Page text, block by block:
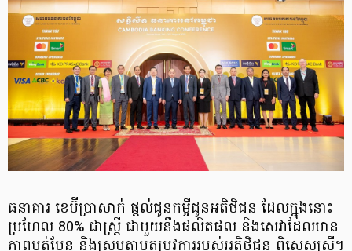
ធនាគារ ខេប៊ីប្រាសាក់ ផ្ដល់ជូនកម្ចីជូនអតិថិជន ដែលក្នុងនោះ
ប្រហែល 80% ជាស្ត្រី ជាមួយនឹងផលិតផល និងសេវាដែលមាន
ភាពបត់បែន និងស្របតាមតម្រូវការរបស់អតិថិជន ពិសេសស្ត្រី។